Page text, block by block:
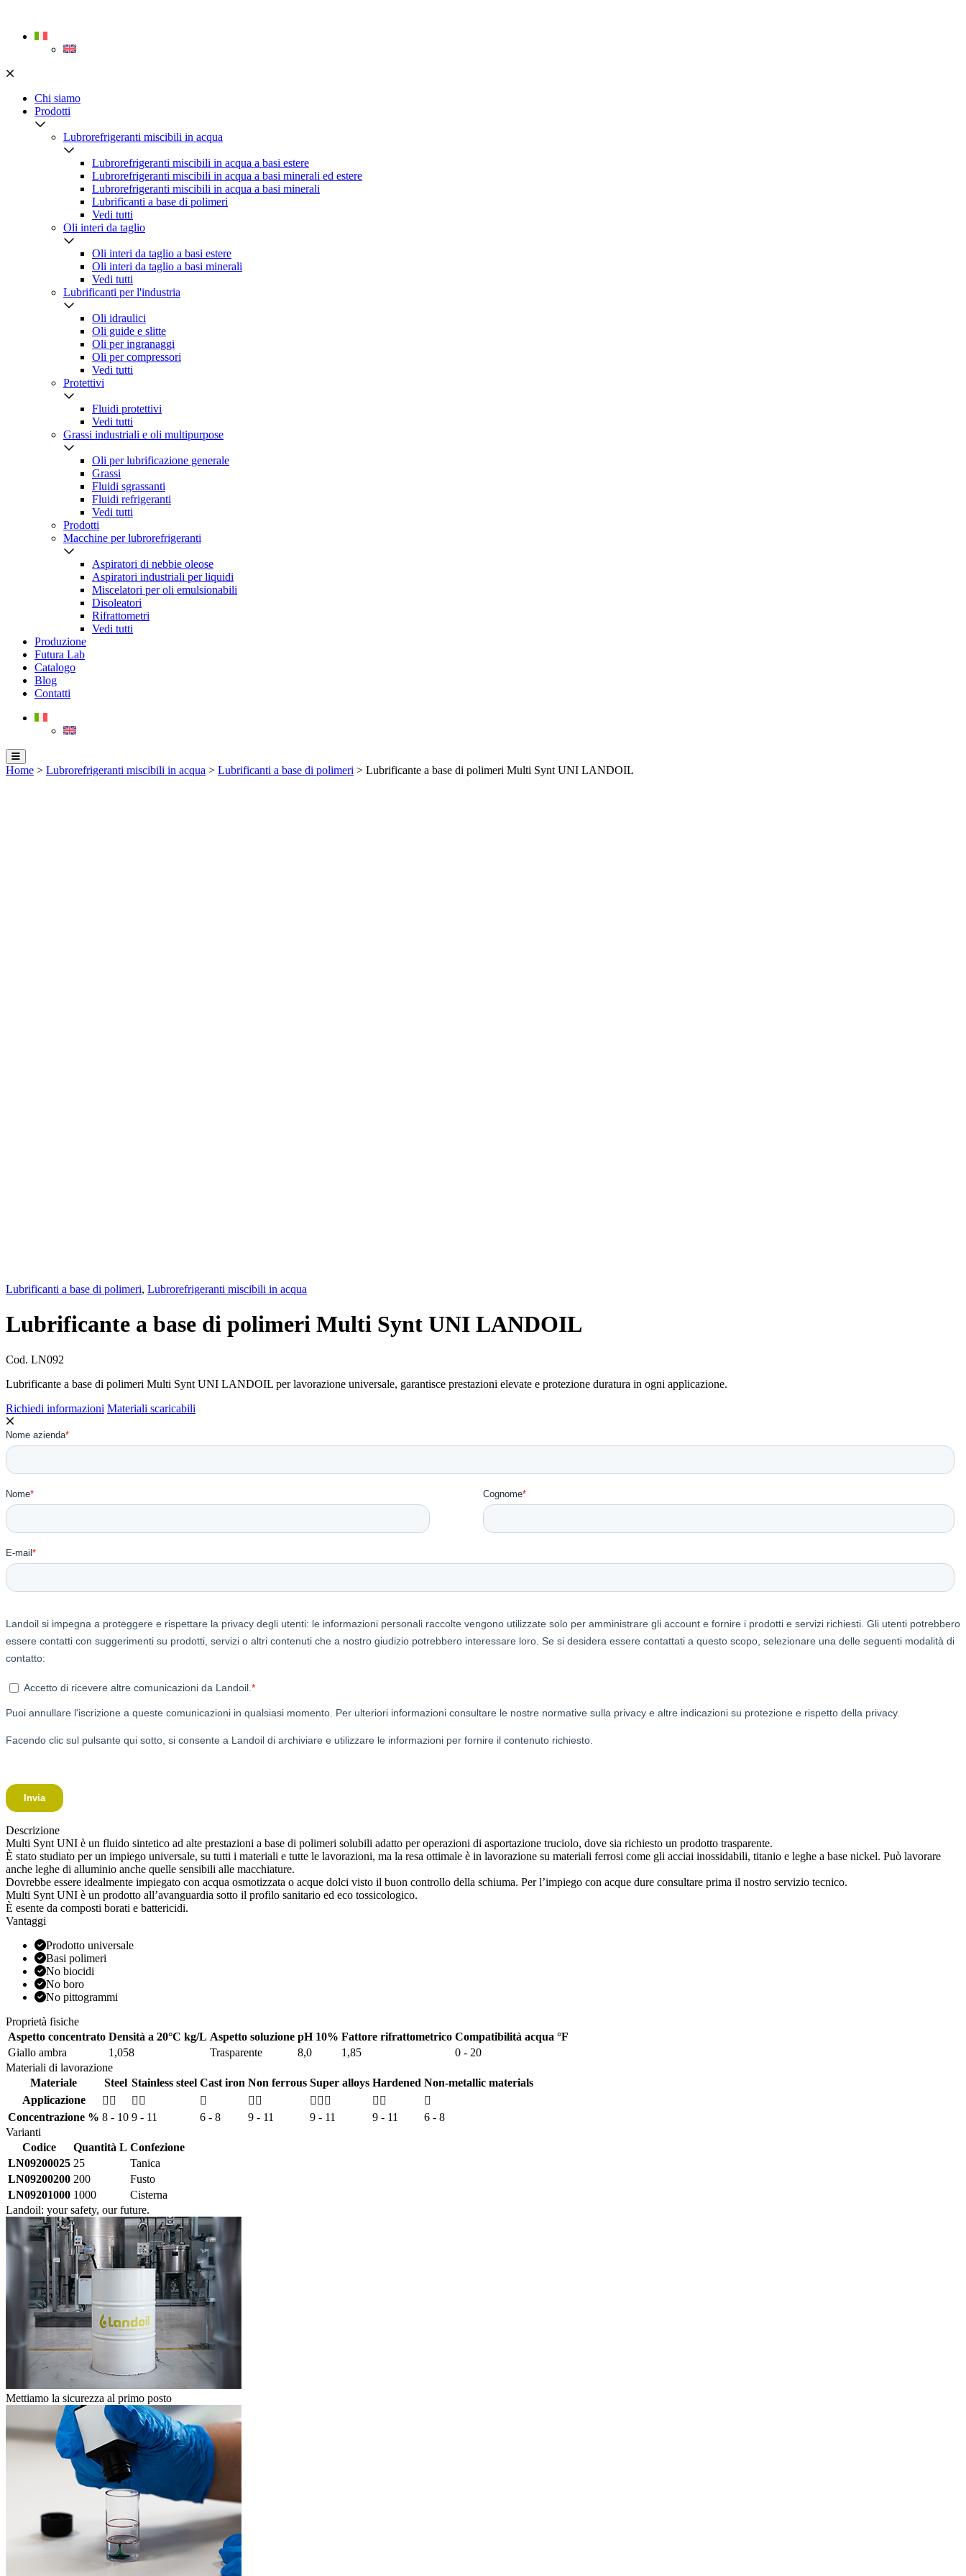
content
Chi siamo
Prodotti
Lubrorefrigeranti miscibili in acqua
Lubrorefrigeranti miscibili in acqua a basi estere
Lubrorefrigeranti miscibili in acqua a basi minerali ed estere
Lubrorefrigeranti miscibili in acqua a basi minerali
Lubrificanti a base di polimeri
Vedi tutti
Oli interi da taglio
Oli interi da taglio a basi estere
Oli interi da taglio a basi minerali
Vedi tutti
Lubrificanti per l'industria
Oli idraulici
Oli guide e slitte
Oli per ingranaggi
Oli per compressori
Vedi tutti
Protettivi
Fluidi protettivi
Vedi tutti
Grassi industriali e oli multipurpose
Oli per lubrificazione generale
Grassi
Fluidi sgrassanti
Fluidi refrigeranti
Vedi tutti
Prodotti
Macchine per lubrorefrigeranti
Aspiratori di nebbie oleose
Aspiratori industriali per liquidi
Miscelatori per oli emulsionabili
Disoleatori
Rifrattometri
Vedi tutti
Produzione
Futura Lab
Catalogo
Blog
Contatti
Home > Lubrorefrigeranti miscibili in acqua > Lubrificanti a base di polimeri > Lubrificante a base di polimeri Multi Synt UNI LANDOIL
Lubrificanti a base di polimeri, Lubrorefrigeranti miscibili in acqua
Lubrificante a base di polimeri Multi Synt UNI LANDOIL
Cod. LN092
Lubrificante a base di polimeri Multi Synt UNI LANDOIL per lavorazione universale, garantisce prestazioni elevate e protezione duratura in ogni applicazione.
Richiedi informazioni Materiali scaricabili
Descrizione
Multi Synt UNI è un fluido sintetico ad alte prestazioni a base di polimeri solubili adatto per operazioni di asportazione truciolo, dove sia richiesto un prodotto trasparente.
È stato studiato per un impiego universale, su tutti i materiali e tutte le lavorazioni, ma la resa ottimale è in lavorazione su materiali ferrosi come gli acciai inossidabili, titanio e leghe a base nickel. Può lavorare
anche leghe di alluminio anche quelle sensibili alle macchiature.
Dovrebbe essere idealmente impiegato con acqua osmotizzata o acque dolci visto il buon controllo della schiuma. Per l’impiego con acque dure consultare prima il nostro servizio tecnico.
Multi Synt UNI è un prodotto all’avanguardia sotto il profilo sanitario ed eco tossicologico.
È esente da composti borati e battericidi.
Vantaggi
Prodotto universale
Basi polimeri
No biocidi
No boro
No pittogrammi
Proprietà fisiche
Aspetto concentrato Densità a 20°C kg/L Aspetto soluzione pH 10% Fattore rifrattometrico Compatibilità acqua °F
Giallo ambra
1,058 Trasparente 8,0 1,85
0 - 20
Materiali di lavorazione
Materiale
Steel Stainless steel Cast iron Non ferrous Super alloys Hardened Non-metallic materials
Applicazione
     

Concentrazione % 8 - 10 9 - 11 6 - 8 9 - 11 9 - 11 9 - 11
6 - 8
Varianti
Codice
Quantità L Confezione
LN09200025 25
Tanica
LN09200200 200
Fusto
LN09201000 1000
Cisterna
Landoil: your safety, our future.
Mettiamo la sicurezza al primo posto